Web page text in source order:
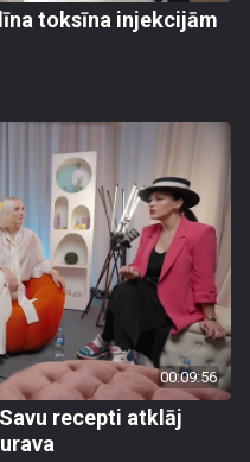
toksīna injekcijām
00:09:56
recepti atklāj